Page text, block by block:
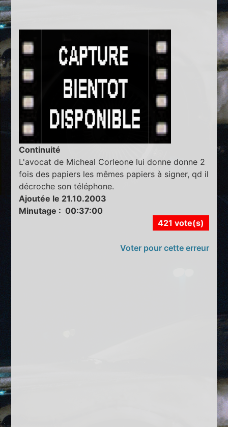
Continuité
L'avocat de Micheal Corleone lui donne donne 2
fois des papiers les mêmes papiers à signer, qd il
décroche son téléphone.
Ajoutée le 21.10.2003
Minutage : 00:37:00
421 vote(s)
Voter pour cette erreur